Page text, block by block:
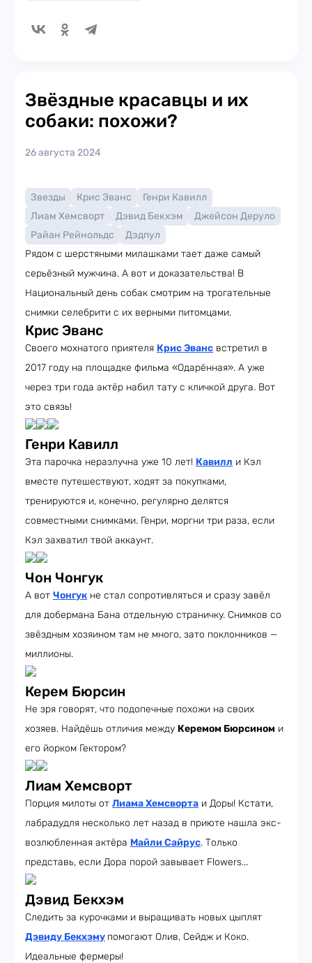
Звёздные красавцы и их
собаки: похожи?
26 августа 2024
Звезды Крис Эванс
Генри Кавилл
Лиам Хемсворт
Дэвид Бекхэм
Джейсон Деруло
Райан Рейнольдс
Дэдпул
Рядом с шерстяными милашками тает даже самый
серьёзный мужчина. А вот и доказательства! В
Национальный день собак смотрим на трогательные
снимки селебрити с их верными питомцами.
Крис Эванс
Своего мохнатого приятеля Крис Эванс встретил в
2017 году на площадке фильма «Одарённая». А уже
через три года актёр набил тату с кличкой друга. Вот
это связь!
Генри Кавилл
Эта парочка неразлучна уже 10 лет! Кавилл и Кэл
вместе путешествуют, ходят за покупками,
тренируются и, конечно, регулярно делятся
совместными снимками. Генри, моргни три раза, если
Кэл захватил твой аккаунт.
Чон Чонгук
А вот Чонгук не стал сопротивляться и сразу завёл
для добермана Бана отдельную страничку. Снимков со
звёздным хозяином там не много, зато поклонников —
миллионы.
Керем Бюрсин
Не зря говорят, что подопечные похожи на своих
хозяев. Найдёшь отличия между Керемом Бюрсином и
его йорком Гектором?
Лиам Хемсворт
Порция милоты от Лиама Хемсворта и Доры! Кстати,
лабрадудля несколько лет назад в приюте нашла экс-
возлюбленная актёра Майли Сайрус. Только
представь, если Дора порой завывает Flowers...
Дэвид Бекхэм
Следить за курочками и выращивать новых цыплят
Дэвиду Бекхэму помогают Олив, Сейдж и Коко.
Идеальные фермеры!